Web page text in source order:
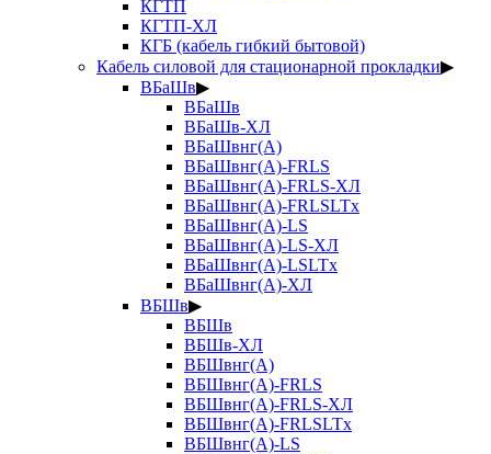
КГТП
КГТП-ХЛ
КГБ (кабель гибкий бытовой)
Кабель силовой для стационарной прокладки▶
ВБаШв▶
ВБаШв
ВБаШв-ХЛ
ВБаШвнг(А)
ВБаШвнг(А)-FRLS
ВБаШвнг(А)-FRLS-ХЛ
ВБаШвнг(А)-FRLSLTx
ВБаШвнг(А)-LS
ВБаШвнг(А)-LS-ХЛ
ВБаШвнг(А)-LSLTx
ВБаШвнг(А)-ХЛ
ВБШв▶
ВБШв
ВБШв-ХЛ
ВБШвнг(А)
ВБШвнг(А)-FRLS
ВБШвнг(А)-FRLS-ХЛ
ВБШвнг(А)-FRLSLTx
ВБШвнг(А)-LS